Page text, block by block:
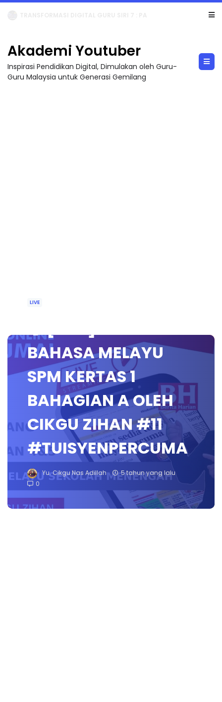
Akademi Youtuber
Inspirasi Pendidikan Digital, Dimulakan oleh Guru-
Guru Malaysia untuk Generasi Gemilang
LIVE
🔴 [LIVE] KELAS
BAHASA MELAYU
SPM KERTAS 1
BAHAGIAN A OLEH
CIKGU ZIHAN #11
#TUISYENPERCUMA
Yu. Cikgu Nas Adillah
5 tahun yang lalu
0